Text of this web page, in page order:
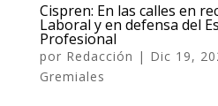
Cispren: En las calles en
Laboral y en defensa del
Profesional
por Redacción | Dic 19,
Gremiales